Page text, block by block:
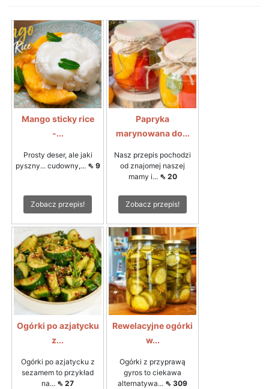
Mango sticky rice
-...
Prosty deser, ale jaki
pyszny... cudowny,... ⇖ 9
Zobacz przepis!
Papryka
marynowana do...
Nasz przepis pochodzi
od znajomej naszej
mamy i... ⇖ 20
Zobacz przepis!
Ogórki po azjatycku
z...
Ogórki po azjatycku z
sezamem to przykład
na... ⇖ 27
Rewelacyjne ogórki
w...
Ogórki z przyprawą
gyros to ciekawa
alternatywa... ⇖ 309